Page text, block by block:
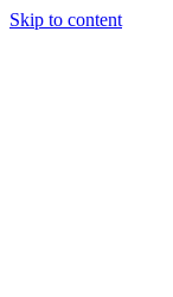
Skip to content